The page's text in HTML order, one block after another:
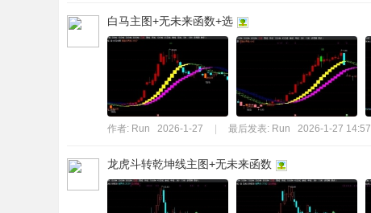
白马主图+无未来函数+选
作者: Run 2026-1-27 最后发表: Run 2026-1-27 14:57
龙虎斗转乾坤线主图+无未来函数